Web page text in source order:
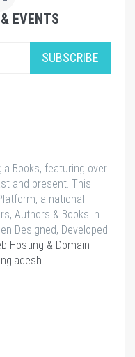
EVENTS
SUBSCRIBE
Books, featuring over
and present. This
a national
Authors & Books in
Designed, Developed
Hosting & Domain
.